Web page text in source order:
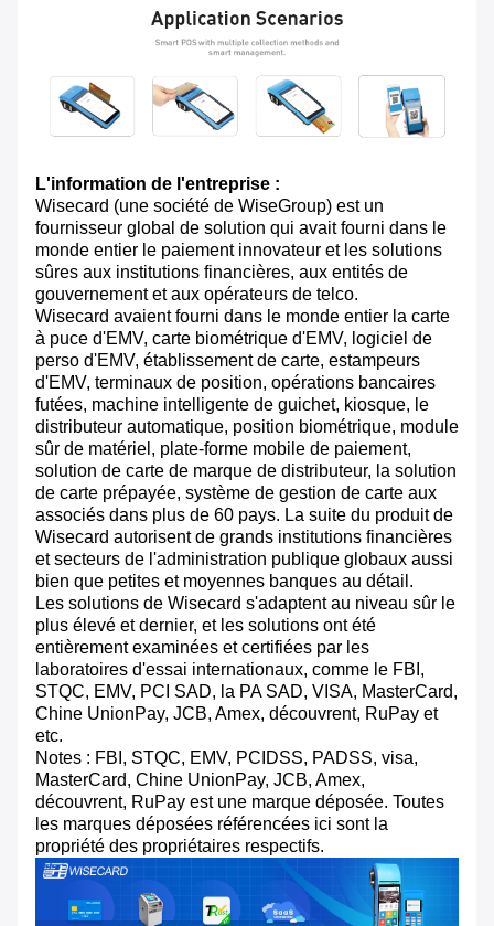
L'information de l'entreprise :
Wisecard (une société de WiseGroup) est un
fournisseur global de solution qui avait fourni dans le
monde entier le paiement innovateur et les solutions
sûres aux institutions financières, aux entités de
gouvernement et aux opérateurs de telco.
Wisecard avaient fourni dans le monde entier la carte
à puce d'EMV, carte biométrique d'EMV, logiciel de
perso d'EMV, établissement de carte, estampeurs
d'EMV, terminaux de position, opérations bancaires
futées, machine intelligente de guichet, kiosque, le
distributeur automatique, position biométrique, module
sûr de matériel, plate-forme mobile de paiement,
solution de carte de marque de distributeur, la solution
de carte prépayée, système de gestion de carte aux
associés dans plus de 60 pays. La suite du produit de
Wisecard autorisent de grands institutions financières
et secteurs de l'administration publique globaux aussi
bien que petites et moyennes banques au détail.
Les solutions de Wisecard s'adaptent au niveau sûr le
plus élevé et dernier, et les solutions ont été
entièrement examinées et certifiées par les
laboratoires d'essai internationaux, comme le FBI,
STQC, EMV, PCI SAD, la PA SAD, VISA, MasterCard,
Chine UnionPay, JCB, Amex, découvrent, RuPay et
etc.
Notes : FBI, STQC, EMV, PCIDSS, PADSS, visa,
MasterCard, Chine UnionPay, JCB, Amex,
découvrent, RuPay est une marque déposée. Toutes
les marques déposées référencées ici sont la
propriété des propriétaires respectifs.